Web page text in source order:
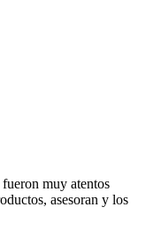
muy atentos
asesoran y los